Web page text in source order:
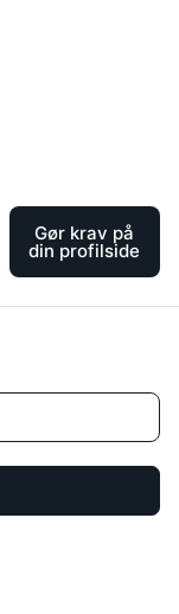
Gør krav på
din profilside